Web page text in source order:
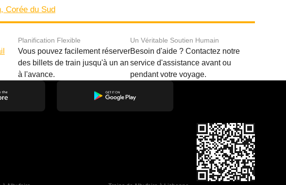
Corée du Sud
Planification Flexible
Vous pouvez facilement réserver
des billets de train jusqu'à un an
à l'avance.
Un Véritable Soutien Humain
Besoin d'aide ? Contactez notre
service d'assistance avant ou
pendant votre voyage.